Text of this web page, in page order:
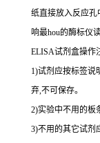
纸直接放入反应孔
响最hou的酶标仪读
ELISA试剂盒操作
1)试剂应按标签说
弃,不可保存。
2)实验中不用的板
3)不用的其它试剂